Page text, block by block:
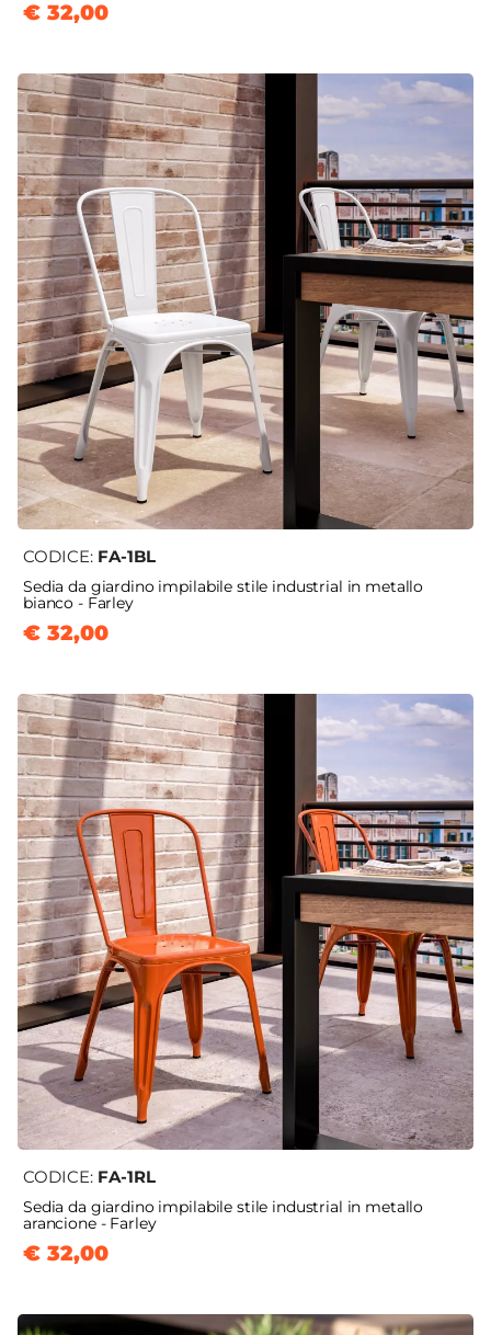
€ 32,00
CODICE: FA-1BL
Sedia da giardino impilabile stile industrial in metallo
bianco - Farley
€ 32,00
CODICE: FA-1RL
Sedia da giardino impilabile stile industrial in metallo
arancione - Farley
€ 32,00